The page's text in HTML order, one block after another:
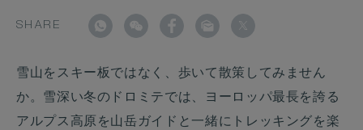
SHARE
雪山をスキー板ではなく、歩いて散策してみません
か。雪深い冬のドロミテでは、ヨーロッパ最長を誇る
アルプス高原を山岳ガイドと一緒にトレッキングを楽